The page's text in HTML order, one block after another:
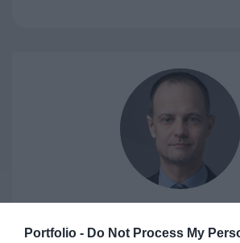
Portfolio - Do Not Process My
ügyvéd, partner